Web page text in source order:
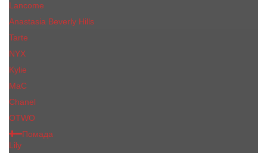
Lancome
Anastasia Beverly Hills
Tarte
NYX
Kylie
MaC
Сhanеl
OTWO
Помада
Lily